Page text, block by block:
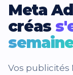
Meta
créas
Vos publicités